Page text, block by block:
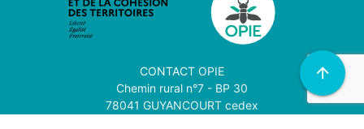
CONTACT OPIE
Chemin rural n°7 - BP 30
78041 GUYANCOURT cedex
arrow_upward